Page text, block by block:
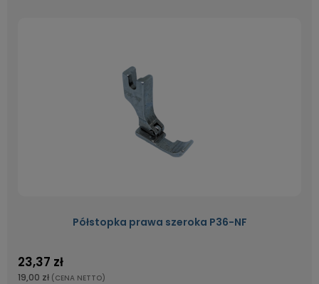
Półstopka prawa szeroka P36-NF
23,37 zł
19,00 zł (CENA NETTO)